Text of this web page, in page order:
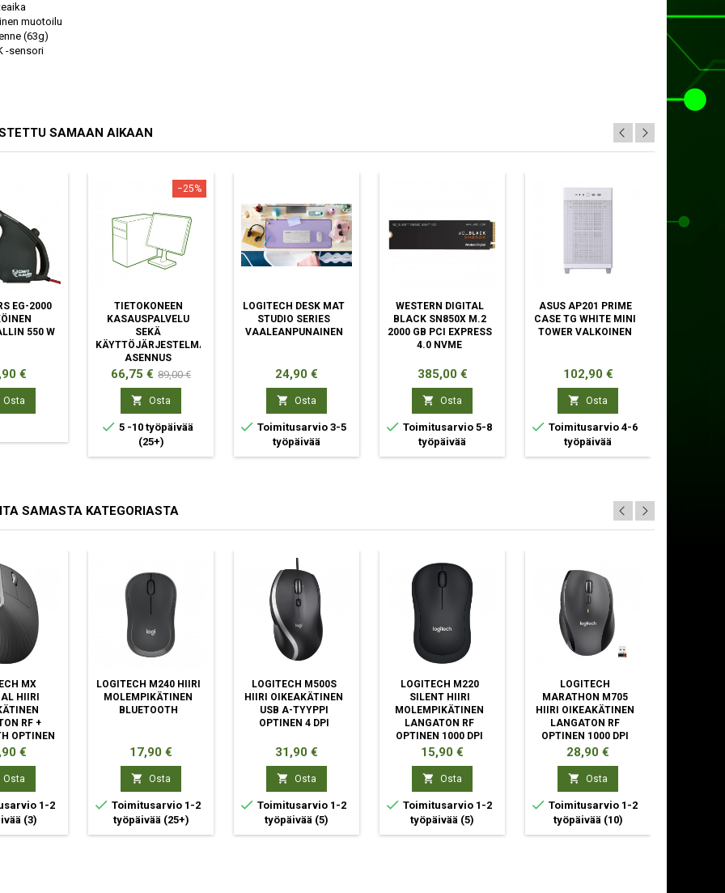
muotoilu
(63g)
-sensori
SAMAAN AIKAAN
EG-2000
550 W
€
Osta
−25%
TIETOKONEEN
KASAUSPALVELU
SEKÄ
KÄYTTÖJÄRJESTELMÄN
ASENNUS
Hinta
66,75 € Normaali
hinta
89,00 €
 Osta
 5 -10 työpäivää
(25+)
LOGITECH DESK MAT
STUDIO SERIES
VAALEANPUNAINEN
Hinta
24,90 €
 Osta
 Toimitusarvio 3-5
työpäivää
WESTERN DIGITAL
BLACK SN850X M.2
2000 GB PCI EXPRESS
4.0 NVME
Hinta
385,00 €
 Osta
 Toimitusarvio 5-8
työpäivää
ASUS AP201 PRIME
CASE TG WHITE MINI
TOWER VALKOINEN
Hinta
102,90 €
 Osta
 Toimitusarvio 4-6
työpäivää
SAMASTA KATEGORIASTA
MX
HIIRI
RF +
OPTINEN
DPI€
Osta
1-2
(3)
LOGITECH M240 HIIRI
MOLEMPIKÄTINEN
BLUETOOTH
Hinta
17,90 €
 Osta
 Toimitusarvio 1-2
työpäivää (25+)
LOGITECH M500S
HIIRI OIKEAKÄTINEN
USB A-TYYPPI
OPTINEN 4 DPI
Hinta
31,90 €
 Osta
 Toimitusarvio 1-2
työpäivää (5)
LOGITECH M220
SILENT HIIRI
MOLEMPIKÄTINEN
LANGATON RF
OPTINEN 1000 DPI
Hinta
15,90 €
 Osta
 Toimitusarvio 1-2
työpäivää (5)
LOGITECH
MARATHON M705
HIIRI OIKEAKÄTINEN
LANGATON RF
OPTINEN 1000 DPI
Hinta
28,90 €
 Osta
 Toimitusarvio 1-2
työpäivää (10)